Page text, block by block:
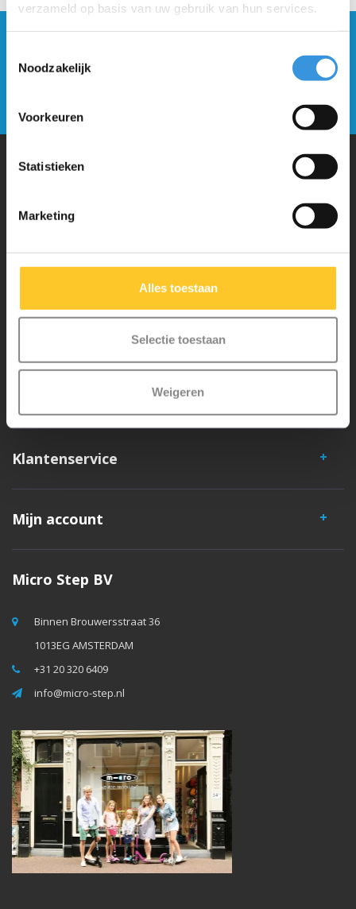
verzameld op basis van uw gebruik van hun services.
Noodzakelijk
Voorkeuren
Statistieken
Marketing
Alles toestaan
Selectie toestaan
Weigeren
nieuwsbrief
liefde in Zwitserland ontwikkeld. Ze zijn uitgebreid getest op
veiligheid en zeer duurzaam. Elk onderdeel is los te vervangen. Je
hebt jarenlang plezier van een Micro step!
Klantenservice
Mijn account
Micro Step BV
Binnen Brouwersstraat 36
1013EG AMSTERDAM
+31 20 320 6409
info@micro-step.nl